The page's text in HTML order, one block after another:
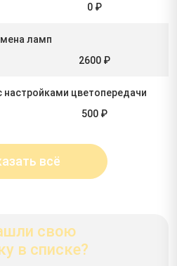
0 ₽
ламп
2600 ₽
настройками цветопередачи
500 ₽
всё
свою
в списке?